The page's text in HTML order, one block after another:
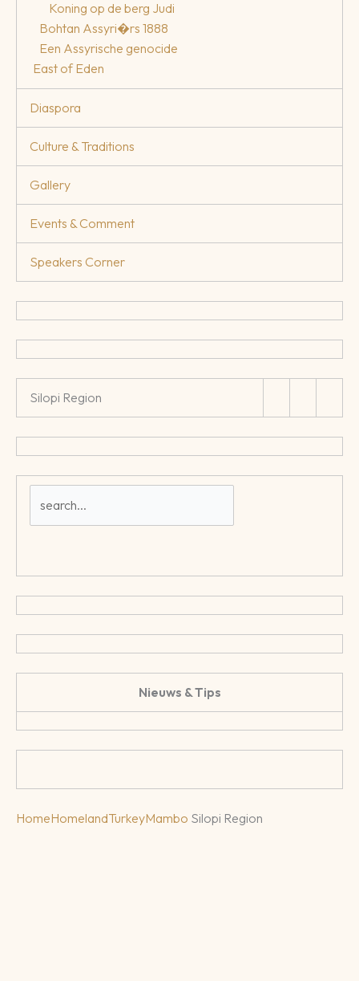
Koning op de berg Judi
Bohtan Assyri�rs 1888
Een Assyrische genocide
East of Eden
Diaspora
Culture & Traditions
Gallery
Events & Comment
Speakers Corner
Silopi Region
Nieuws & Tips
HomeHomelandTurkeyMambo Silopi Region